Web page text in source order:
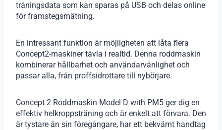
träningsdata som kan sparas på USB och delas online
för framstegsmätning.
En intressant funktion är möjligheten att låta flera
Concept2-maskiner tävla i realtid. Denna roddmaskin
kombinerar hållbarhet och användarvänlighet och
passar alla, från proffsidrottare till nybörjare.
Concept 2 Roddmaskin Model D with PM5 ger dig en
effektiv helkroppsträning och är enkelt att förvara. Den
är tystare än sin föregångare, har ett bekvämt handtag